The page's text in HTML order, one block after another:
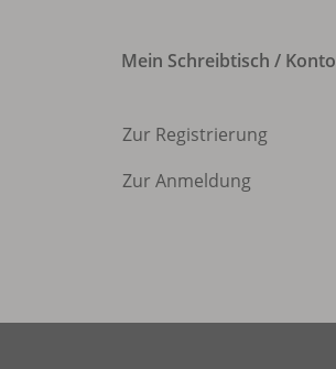
Mein Schreibtisch / Konto
Zur Registrierung
Zur Anmeldung